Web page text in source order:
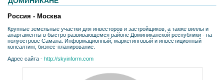
Россия - Москва
Крупные земельные участки для инвесторов и застройщиков, а также виллы и
апартаменты в быстро развивающемся районе Доминиканской республики - на
полуострове Самана. Информационный, маркетинговый и инвестиционный
консалтинг, бизнес-планирование.
Адрес сайта - http://skyinform.com